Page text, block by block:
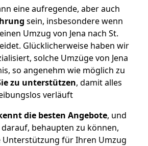
eine aufregende, aber auch
sein, insbesondere wenn
Umzug von Jena nach St.
Glücklicherweise haben wir
solche Umzüge von Jena
so angenehm wie möglich zu
zu unterstützen, damit alles
verläuft
die besten Angebote, und
behaupten zu können,
Unterstützung für Ihren Umzug